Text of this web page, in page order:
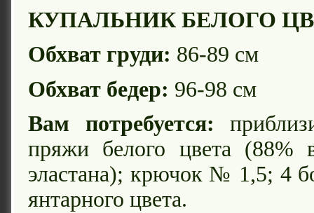
КУПАЛЬНИК БЕЛОГО
Обхват груди: 86-89 см
Обхват бедер: 96-98 см
Вам потребуется:
пряжи белого цвета (88%
эластана); крючок № 1,5; 4
янтарного цвета.